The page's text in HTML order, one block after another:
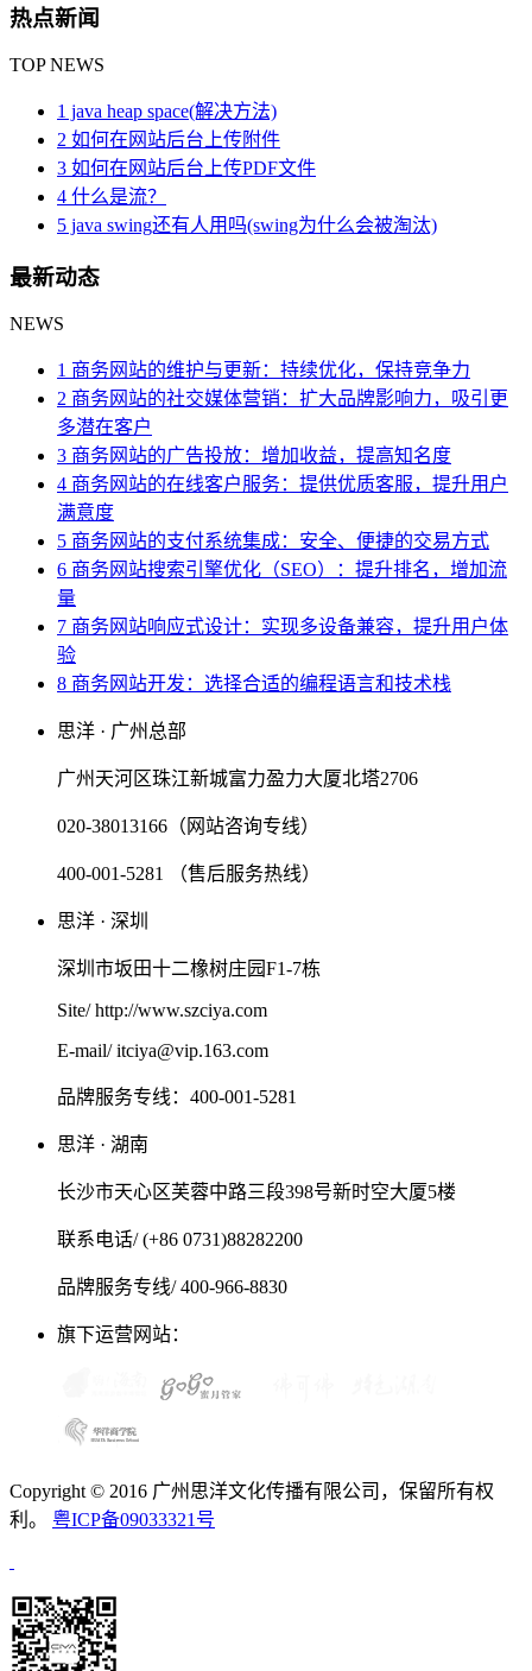
热点新闻
TOP NEWS
1 java heap space(解决方法)
2 如何在网站后台上传附件
3 如何在网站后台上传PDF文件
4 什么是流？
5 java swing还有人用吗(swing为什么会被淘汰)
最新动态
NEWS
1 商务网站的维护与更新：持续优化，保持竞争力
2 商务网站的社交媒体营销：扩大品牌影响力，吸引更
多潜在客户
3 商务网站的广告投放：增加收益，提高知名度
4 商务网站的在线客户服务：提供优质客服，提升用户
满意度
5 商务网站的支付系统集成：安全、便捷的交易方式
6 商务网站搜索引擎优化（SEO）：提升排名，增加流
量
7 商务网站响应式设计：实现多设备兼容，提升用户体
验
8 商务网站开发：选择合适的编程语言和技术栈
思洋 · 广州总部
广州天河区珠江新城富力盈力大厦北塔2706
020-38013166（网站咨询专线）
400-001-5281 （售后服务热线）
思洋 · 深圳
深圳市坂田十二橡树庄园F1-7栋
Site/ http://www.szciya.com
E-mail/ itciya@vip.163.com
品牌服务专线：400-001-5281
思洋 · 湖南
长沙市天心区芙蓉中路三段398号新时空大厦5楼
联系电话/ (+86 0731)88282200
品牌服务专线/ 400-966-8830
旗下运营网站：
Copyright © 2016 广州思洋文化传播有限公司，保留所有权
利。 粤ICP备09033321号